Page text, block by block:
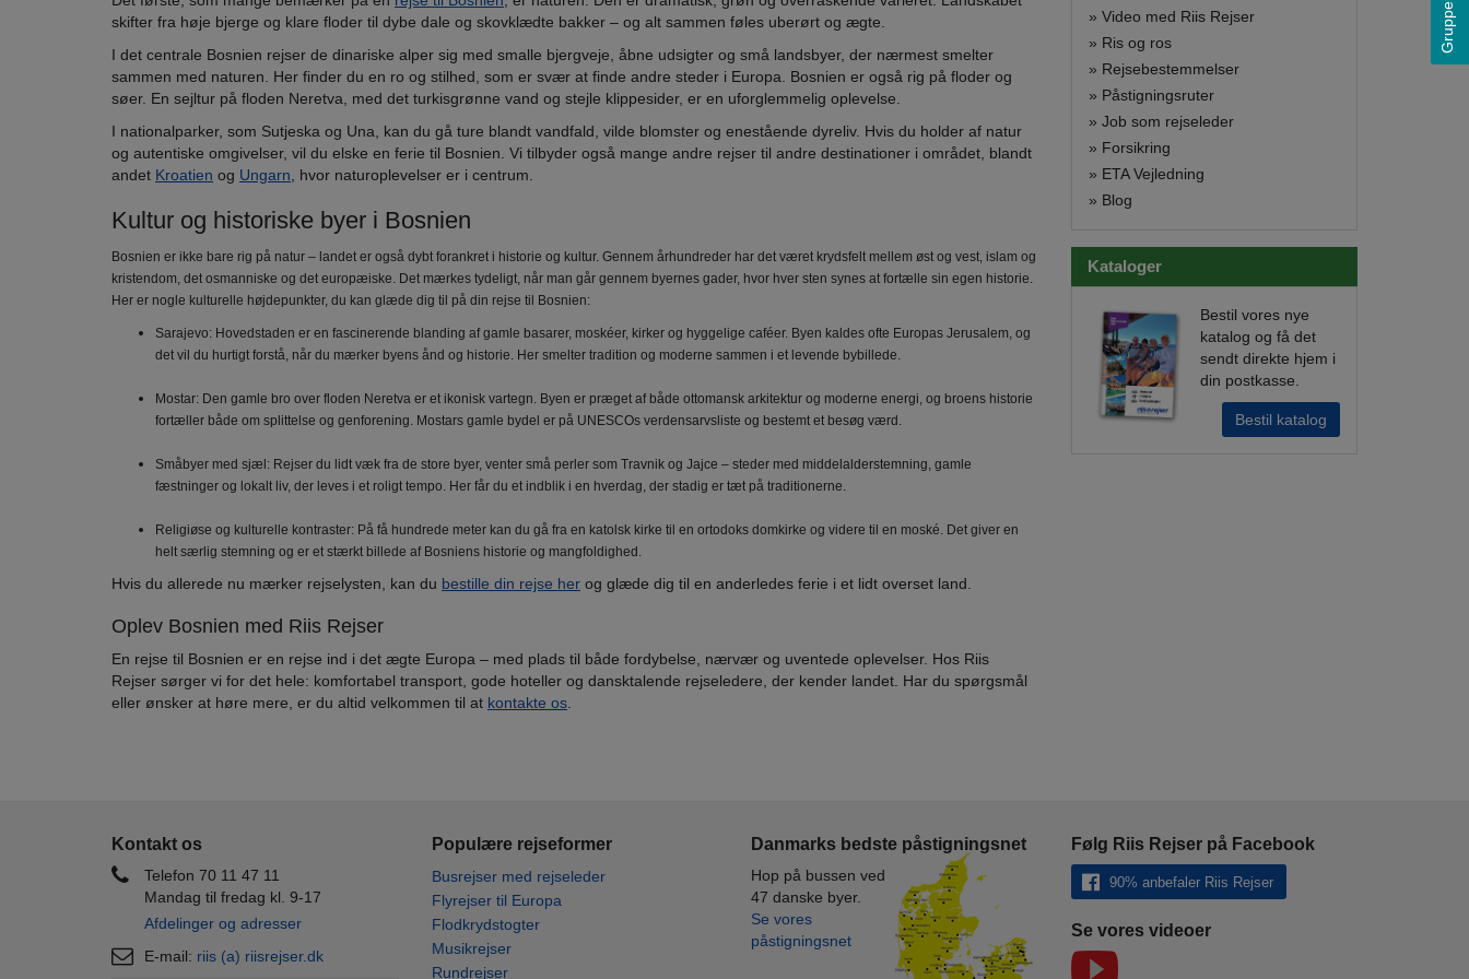
skifter fra høje bjerge og klare floder til dybe dale og skovklædte bakker – og alt sammen føles uberørt og ægte.
I det centrale Bosnien rejser de dinariske alper sig med smalle bjergveje, åbne udsigter og små landsbyer, der nærmest smelter
sammen med naturen. Her finder du en ro og stilhed, som er svær at finde andre steder i Europa. Bosnien er også rig på floder og
søer. En sejltur på floden Neretva, med det turkisgrønne vand og stejle klippesider, er en uforglemmelig oplevelse.
I nationalparker, som Sutjeska og Una, kan du gå ture blandt vandfald, vilde blomster og enestående dyreliv. Hvis du holder af natur
og autentiske omgivelser, vil du elske en ferie til Bosnien. Vi tilbyder også mange andre rejser til andre destinationer i området, blandt
andet Kroatien og Ungarn , hvor naturoplevelser er i centrum.
Kultur og historiske byer i Bosnien
Bosnien er ikke bare rig på natur – landet er også dybt forankret i historie og kultur. Gennem århundreder har det været krydsfelt mellem øst og vest, islam og
kristendom, det osmanniske og det europæiske. Det mærkes tydeligt, når man går gennem byernes gader, hvor hver sten synes at fortælle sin egen historie.
Her er nogle kulturelle højdepunkter, du kan glæde dig til på din rejse til Bosnien:
Sarajevo: Hovedstaden er en fascinerende blanding af gamle basarer, moskéer, kirker og hyggelige caféer. Byen kaldes ofte Europas Jerusalem, og
det vil du hurtigt forstå, når du mærker byens ånd og historie. Her smelter tradition og moderne sammen i et levende bybillede.
Mostar: Den gamle bro over floden Neretva er et ikonisk vartegn. Byen er præget af både ottomansk arkitektur og moderne energi, og broens historie
fortæller både om splittelse og genforening. Mostars gamle bydel er på UNESCOs verdensarvsliste og bestemt et besøg værd.
Småbyer med sjæl: Rejser du lidt væk fra de store byer, venter små perler som Travnik og Jajce – steder med middelalderstemning, gamle
fæstninger og lokalt liv, der leves i et roligt tempo. Her får du et indblik i en hverdag, der stadig er tæt på traditionerne.
Religiøse og kulturelle kontraster: På få hundrede meter kan du gå fra en katolsk kirke til en ortodoks domkirke og videre til en moské. Det giver en
helt særlig stemning og er et stærkt billede af Bosniens historie og mangfoldighed.
Hvis du allerede nu mærker rejselysten, kan du bestille din rejse her og glæde dig til en anderledes ferie i et lidt overset land.
Oplev Bosnien med Riis Rejser
En rejse til Bosnien er en rejse ind i det ægte Europa – med plads til både fordybelse, nærvær og uventede oplevelser. Hos Riis
Rejser sørger vi for det hele: komfortabel transport, gode hoteller og dansktalende rejseledere, der kender landet. Har du spørgsmål
eller ønsker at høre mere, er du altid velkommen til at kontakte os
» Video med Riis Rejser
» Ris og ros
» Rejsebestemmelser
» Påstigningsruter
» Job som rejseleder
» Forsikring
» ETA Vejledning
» Blog
Kataloger
Bestil vores nye
katalog og få det
sendt direkte hjem i
din postkasse.
Bestil katalog
Kontakt os
Telefon 70 11 47 11
Mandag til fredag kl. 9-17
Afdelinger og adresser
E-mail: riis (a) riisrejser.dk
Populære rejseformer
Busrejser med rejseleder
Flyrejser til Europa
Flodkrydstogter
Musikrejser
Rundrejser
Danmarks bedste påstigningsnet
Hop på bussen ved
47 danske byer.
Se vores
påstigningsnet
Følg Riis Rejser på Facebook
90% anbefaler Riis Rejser
Se vores videoer